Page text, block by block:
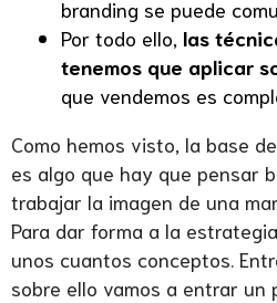
branding se puede
Por todo ello, las
tenemos que aplicar
que vendemos es
Como hemos visto, la base
es algo que hay que pensar
trabajar la imagen de una
Para dar forma a la
unos cuantos conceptos.
sobre ello vamos a entrar un